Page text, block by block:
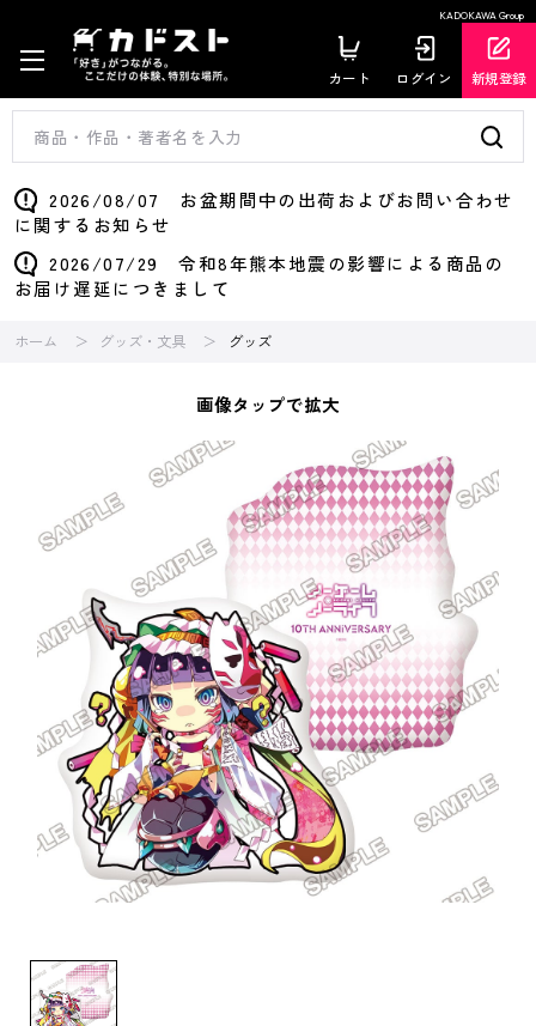
KADOKAWA Group
カート ログイン 新規登録
2026/08/07 お盆期間中の出荷およびお問い合わせ
に関するお知らせ
2026/07/29 令和8年熊本地震の影響による商品の
お届け遅延につきまして
ホーム グッズ・文具 グッズ
画像タップで拡大